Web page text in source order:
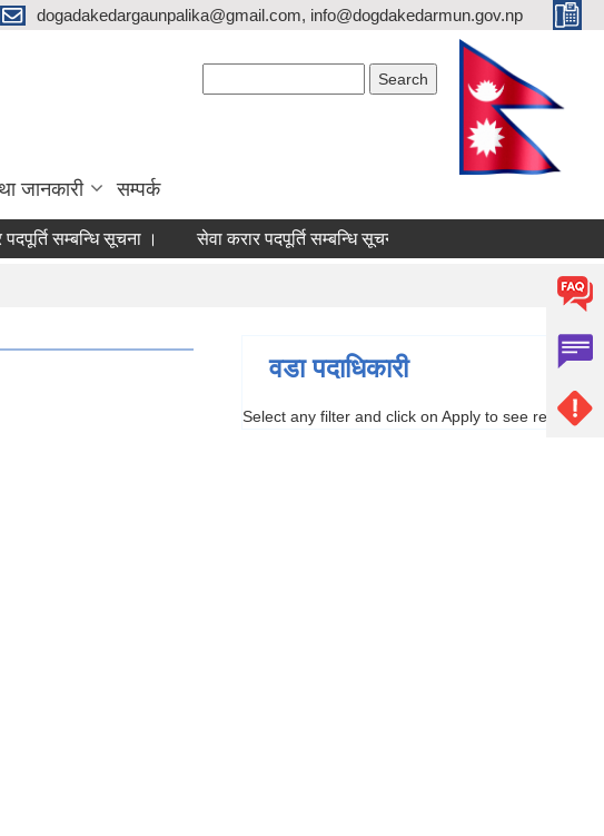
dogadakedargaunpalika@gmail.com, info@dogdakedarmun.gov.np
जानकारी सम्पर्क
सम्बन्धि सूचना । सेवा करार पदपूर्ति सम्बन्धि सूचना ।
वडा पदाधिकारी
Select any filter and click on Apply to see results